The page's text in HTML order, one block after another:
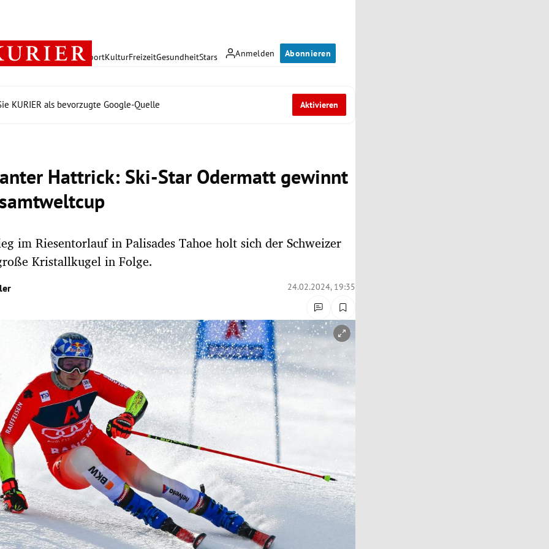
Anmelden Abonnieren
PolitikWirtschaft SportKulturFreizeitGesundheitStars
KURIER als bevorzugte Google-Quelle Aktivieren
Hattrick: Ski-Star Odermatt gewinnt
im Riesentorlauf in Palisades Tahoe holt sich der Schweizer
Kristallkugel in Folge.
24.02.2024, 19:35
öffnen/schließen